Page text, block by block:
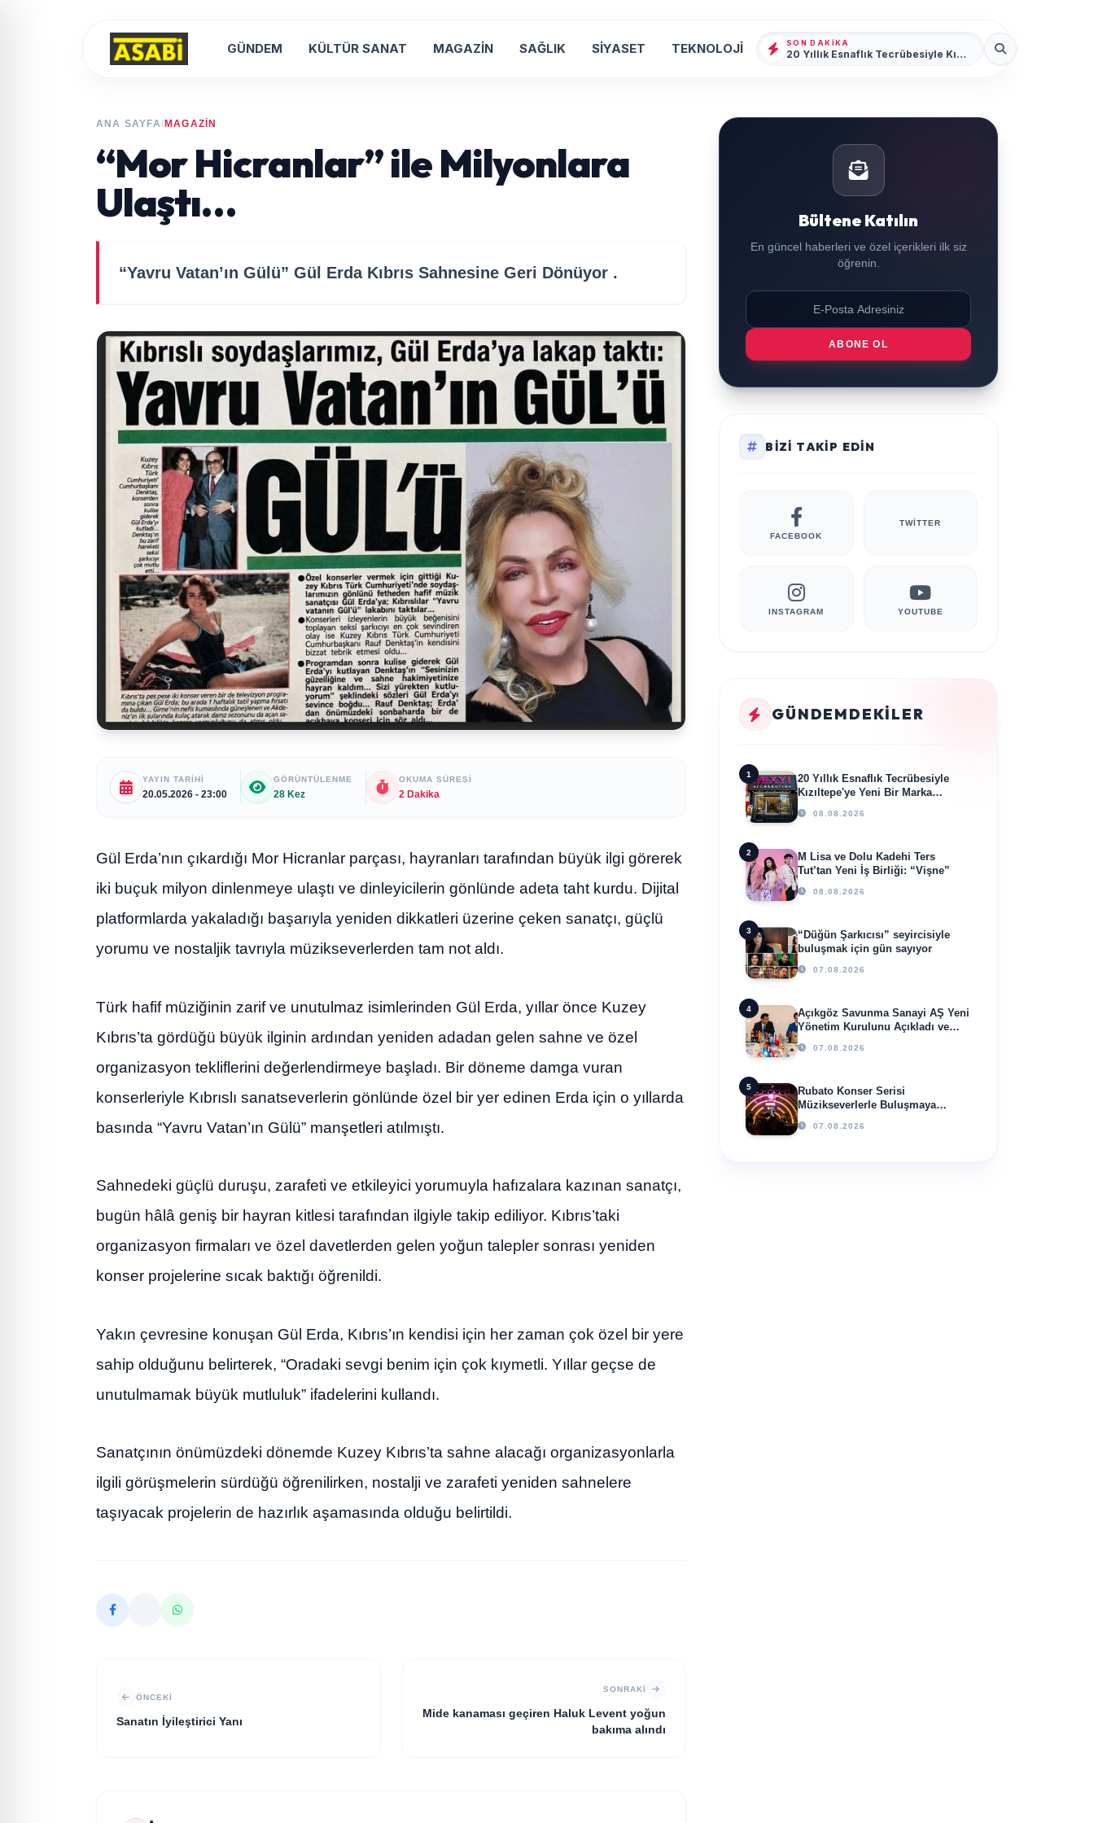
GÜNDEM KÜLTÜR SANAT MAGAZİN SAĞLIK SİYASET TEKNOLOJİ SON DAKIKA
20 Yıllık Esnaflık Tecrübesiyle Kızıltepe'ye Yeni Bir Marka Kazandırdı
ANA SAYFA/ MAGAZİN
“Mor Hicranlar” ile Milyonlara
Ulaştı…
“Yavru Vatan’ın Gülü” Gül Erda Kıbrıs Sahnesine Geri Dönüyor .
YAYIN TARIHI
20.05.2026 - 23:00
GÖRÜNTÜLENME
28 Kez
OKUMA SÜRESI
2 Dakika
Gül Erda’nın çıkardığı Mor Hicranlar parçası, hayranları tarafından büyük ilgi görerek
iki buçuk milyon dinlenmeye ulaştı ve dinleyicilerin gönlünde adeta taht kurdu. Dijital
platformlarda yakaladığı başarıyla yeniden dikkatleri üzerine çeken sanatçı, güçlü
yorumu ve nostaljik tavrıyla müzikseverlerden tam not aldı.
Türk hafif müziğinin zarif ve unutulmaz isimlerinden Gül Erda, yıllar önce Kuzey
Kıbrıs’ta gördüğü büyük ilginin ardından yeniden adadan gelen sahne ve özel
organizasyon tekliflerini değerlendirmeye başladı. Bir döneme damga vuran
konserleriyle Kıbrıslı sanatseverlerin gönlünde özel bir yer edinen Erda için o yıllarda
basında “Yavru Vatan’ın Gülü” manşetleri atılmıştı.
Sahnedeki güçlü duruşu, zarafeti ve etkileyici yorumuyla hafızalara kazınan sanatçı,
bugün hâlâ geniş bir hayran kitlesi tarafından ilgiyle takip ediliyor. Kıbrıs’taki
organizasyon firmaları ve özel davetlerden gelen yoğun talepler sonrası yeniden
konser projelerine sıcak baktığı öğrenildi.
Yakın çevresine konuşan Gül Erda, Kıbrıs’ın kendisi için her zaman çok özel bir yere
sahip olduğunu belirterek, “Oradaki sevgi benim için çok kıymetli. Yıllar geçse de
unutulmamak büyük mutluluk” ifadelerini kullandı.
Sanatçının önümüzdeki dönemde Kuzey Kıbrıs’ta sahne alacağı organizasyonlarla
ilgili görüşmelerin sürdüğü öğrenilirken, nostalji ve zarafeti yeniden sahnelere
taşıyacak projelerin de hazırlık aşamasında olduğu belirtildi.
ÖNCEKI
Sanatın İyileştirici Yanı
SONRAKI
Mide kanaması geçiren Haluk Levent yoğun
bakıma alındı
Bültene Katılın
En güncel haberleri ve özel içerikleri ilk siz
öğrenin.
ABONE OL
BIZI TAKIP EDIN
FACEBOOK
TWITTER
INSTAGRAM YOUTUBE
GÜNDEMDEKILER
1
20 Yıllık Esnaflık Tecrübesiyle
Kızıltepe'ye Yeni Bir Marka
Kazandırdı
08.08.2026
2
M Lisa ve Dolu Kadehi Ters
Tut’tan Yeni İş Birliği: “Vişne”
08.08.2026
3
“Düğün Şarkıcısı” seyircisiyle
buluşmak için gün sayıyor
07.08.2026
4
Açıkgöz Savunma Sanayi AŞ Yeni
Yönetim Kurulunu Açıkladı ve
Savunma Sanayinde Küresel
Vizyon Vurgusu
07.08.2026
5
Rubato Konser Serisi
Müzikseverlerle Buluşmaya
Devam Ediyor
07.08.2026